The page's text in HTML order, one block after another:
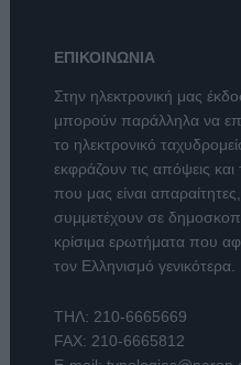
ΕΠΙΚΟΙΝΩΝΙΑ
Στην ηλεκτρονική μας
μπορούν παράλληλα να
το ηλεκτρονικό
εκφράζουν τις απόψεις και
που μας είναι
συμμετέχουν σε
κρίσιμα ερωτήματα που
τον Ελληνισμό γενικότερα.
ΤΗΛ: 210-6665669
FAX: 210-6665812